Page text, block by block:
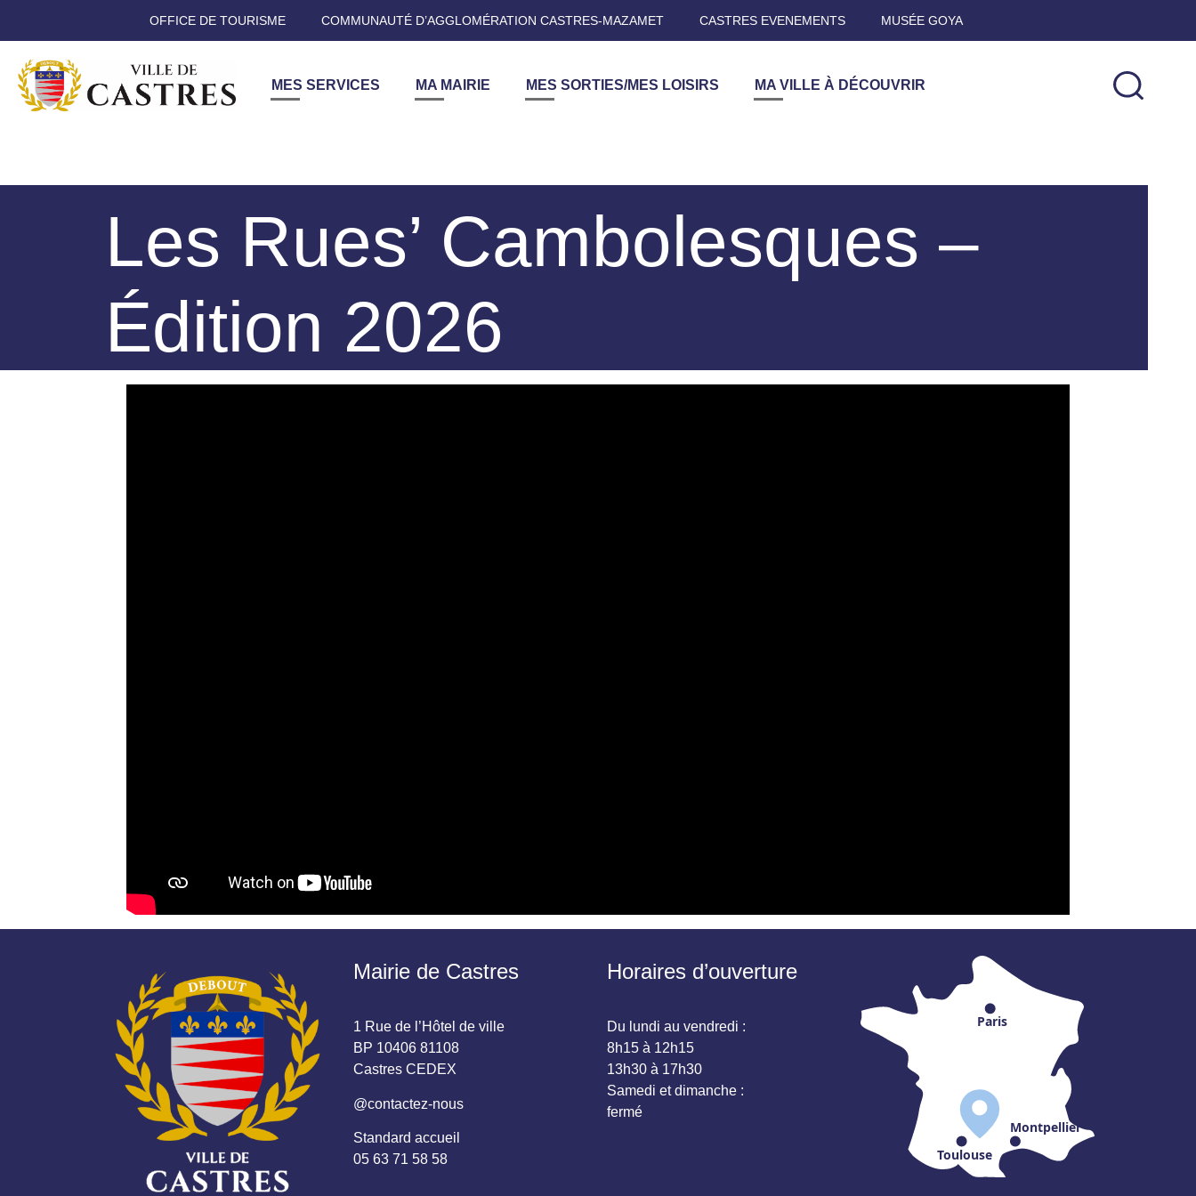
OFFICE DE TOURISME COMMUNAUTÉ D’AGGLOMÉRATION CASTRES-MAZAMET CASTRES EVENEMENTS MUSÉE GOYA
MES SERVICES MA MAIRIE MES SORTIES/MES LOISIRS MA VILLE À DÉCOUVRIR
Les Rues’ Cambolesques –
Édition 2026
Mairie de Castres
1 Rue de l’Hôtel de ville
BP 10406 81108
Castres CEDEX
@contactez-nous
Standard accueil
05 63 71 58 58
Horaires d’ouverture
Du lundi au vendredi :
8h15 à 12h15
13h30 à 17h30
Samedi et dimanche :
fermé
Paris
Toulouse
Montpellier